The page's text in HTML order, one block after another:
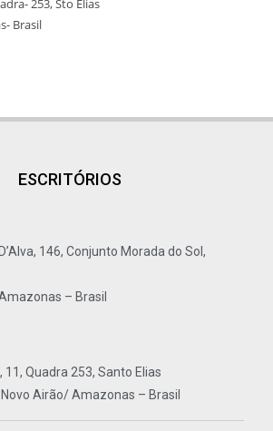
253, Sto Elias
Brasil
ESCRITÓRIOS
146, Conjunto Morada do Sol,
– Brasil
11, Quadra 253, Santo Elias
Airão/ Amazonas – Brasil